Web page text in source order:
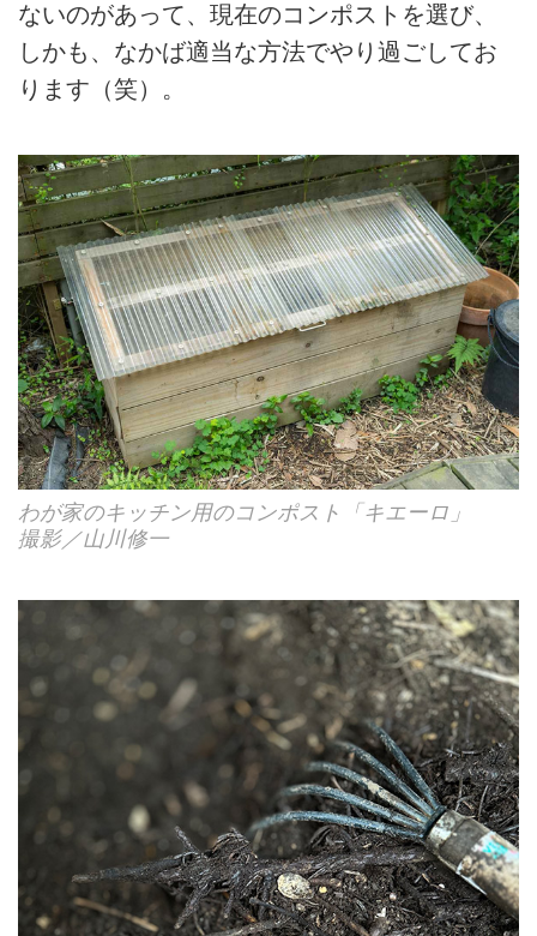
ないのがあって、現在のコンポストを選び、
しかも、なかば適当な方法でやり過ごしてお
ります（笑）。
わが家のキッチン用のコンポスト「キエーロ」
撮影／山川修一